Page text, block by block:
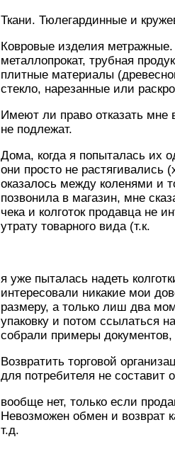
Ткани. Тюлегардинные и
Ковровые изделия
металлопрокат, трубная
плитные материалы
стекло, нарезанные или
Имеют ли право отказать мне
не подлежат.
Дома, когда я попыталась их
они просто не растягивались
оказалось между коленями и
позвонила в магазин, мне
чека и колготок продавца не
утрату товарного вида (т.к.
я уже пыталась надеть
интересовали никакие мои
размеру, а только лиш два
упаковку и потом ссылаться
собрали примеры документов,
Возвратить торговой
для потребителя не составит
вообще нет, только если
Невозможен обмен и возврат
т.д.